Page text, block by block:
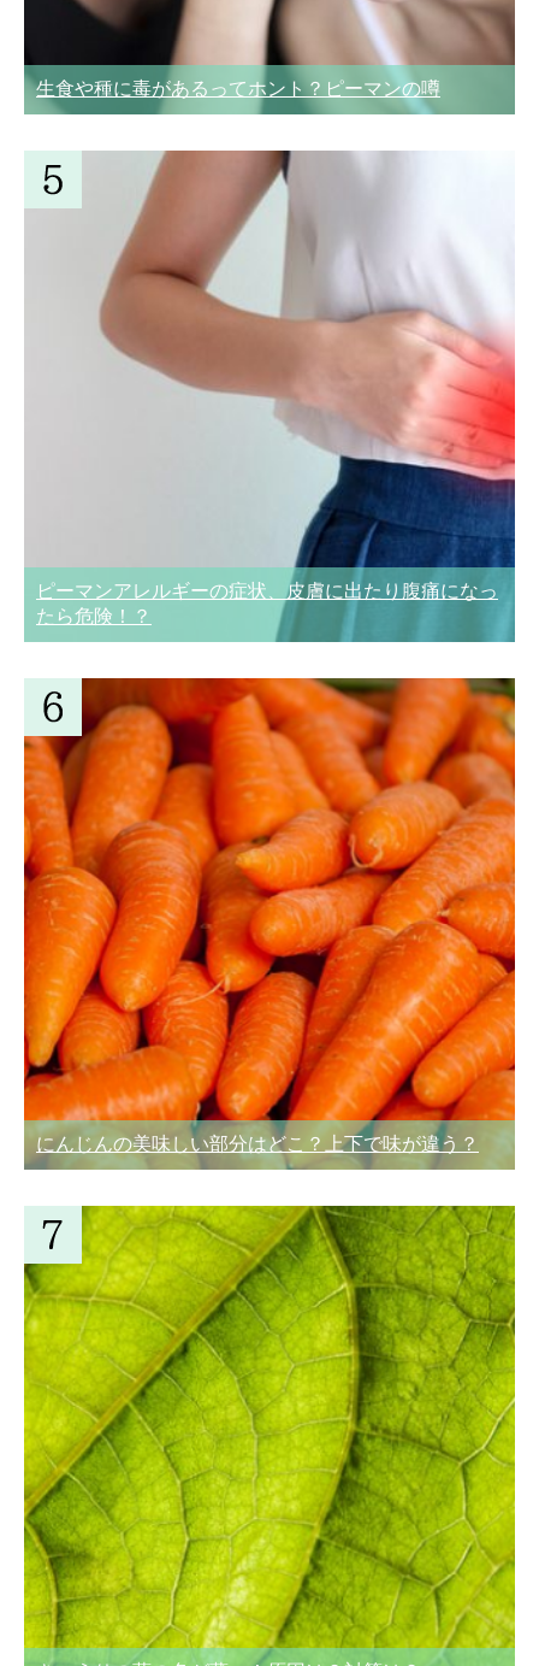
生食や種に毒があるってホント？ピーマンの噂
ピーマンアレルギーの症状、皮膚に出たり腹痛になっ
たら危険！？
にんじんの美味しい部分はどこ？上下で味が違う？